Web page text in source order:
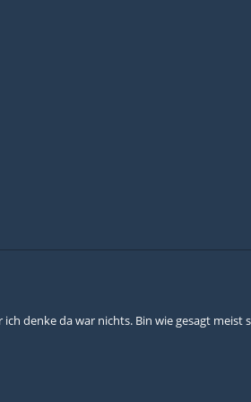
denke da war nichts. Bin wie gesagt meist